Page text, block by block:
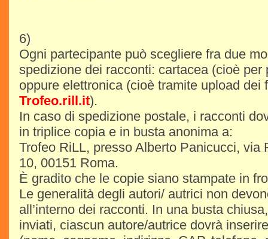
6)
Ogni partecipante può scegliere fra due
spedizione dei racconti: cartacea (cioè per
oppure elettronica (cioè tramite upload dei
Trofeo.rill.it).
In caso di spedizione postale, i racconti
in triplice copia e in busta anonima a:
Trofeo RiLL, presso Alberto Panicucci, via
10, 00151 Roma.
È gradito che le copie siano stampate in
Le generalità degli autori/ autrici non
all’interno dei racconti. In una busta
inviati, ciascun autore/autrice dovrà